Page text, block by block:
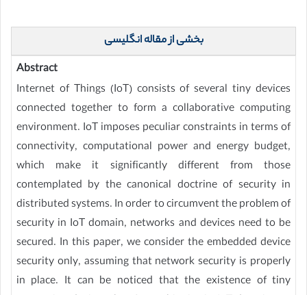
بخشی از مقاله انگلیسی
Abstract
Internet of Things (IoT) consists of several tiny devices
connected together to form a collaborative computing
environment. IoT imposes peculiar constraints in terms of
connectivity, computational power and energy budget,
which make it significantly different from those
contemplated by the canonical doctrine of security in
distributed systems. In order to circumvent the problem of
security in IoT domain, networks and devices need to be
secured. In this paper, we consider the embedded device
security only, assuming that network security is properly
in place. It can be noticed that the existence of tiny